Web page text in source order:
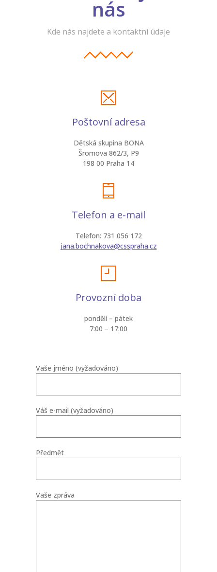
nás
Kde nás najdete a kontaktní údaje
Poštovní adresa
Dětská skupina BONA
Šromova 862/3, P9
198 00 Praha 14
Telefon a e-mail
Telefon: 731 056 172
jana.bochnakova@csspraha.cz
Provozní doba
pondělí – pátek
7:00 – 17:00
Vaše jméno (vyžadováno)
Váš e-mail (vyžadováno)
Předmět
Vaše zpráva